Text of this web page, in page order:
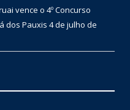
vence o 4º Concurso
dos Pauxis 4 de julho de